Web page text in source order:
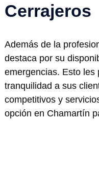
Cerrajeros
Además de la
destaca por su
emergencias. Esto les
tranquilidad a sus
competitivos y
opción en Chamartín